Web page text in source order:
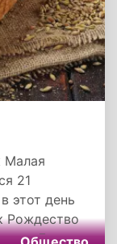
Малая
21
этот день
Рождество
Девы